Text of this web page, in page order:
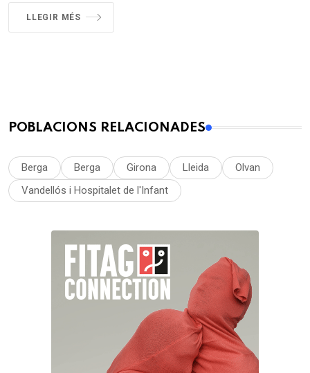
LLEGIR MÉS
POBLACIONS RELACIONADES
Berga Berga Girona Lleida
Olvan
Vandellós i Hospitalet de l'Infant